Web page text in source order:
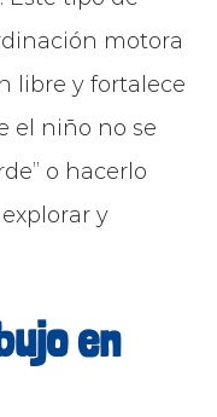
motora
libre y fortalece
el niño no se
o hacerlo
y
en